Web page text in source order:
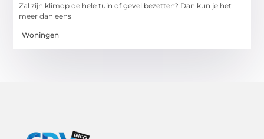
Zal zijn klimop de hele tuin of gevel bezetten? Dan kun je het
meer dan eens
Woningen